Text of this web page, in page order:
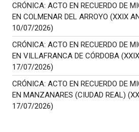
CRÓNICA: ACTO EN RECUERDO DE
EN COLMENAR DEL ARROYO (XXIX
10/07/2026)
CRÓNICA: ACTO EN RECUERDO DE
EN VILLAFRANCA DE CÓRDOBA
17/07/2026)
CRÓNICA: ACTO EN RECUERDO DE
EN MANZANARES (CIUDAD REAL)
17/07/2026)